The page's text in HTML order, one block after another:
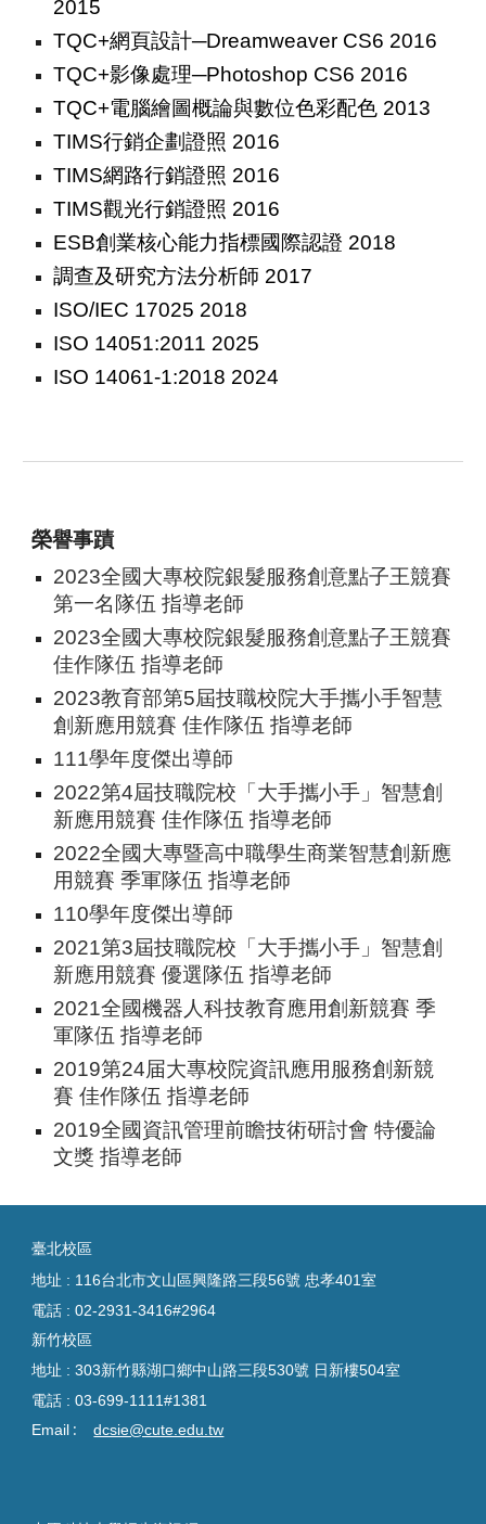
2015
TQC+網頁設計─Dreamweaver CS6 2016
TQC+影像處理─Photoshop CS6 2016
TQC+電腦繪圖概論與數位色彩配色 2013
TIMS行銷企劃證照 2016
TIMS網路行銷證照 2016
TIMS觀光行銷證照 2016
ESB創業核心能力指標國際認證 2018
調查及研究方法分析師 2017
ISO/IEC 17025 2018
ISO 14051:2011 2025
ISO 14061-1:2018 2024
榮譽事蹟
2023全國大專校院銀髮服務創意點子王競賽
第一名 隊伍 指導老師
2023全國大專校院銀髮服務創意點子王競賽
佳作隊伍 指導老師
2023教育部第5屆技職校院大手攜小手智慧
創新應用競賽佳作隊伍 指導老師
111學年度傑出導師
2022第4屆技職院校「大手攜小手」智慧創
新應用競賽 佳作隊伍 指導老師
2022全國大專暨高中職學生商業智慧創新應
用競賽 季軍隊伍 指導老師
110學年度傑出導師
2021第3屆技職院校「大手攜小手」智慧創
新應用競賽優選隊伍 指導老師
2021全國機器人科技教育應用創新競賽季
軍隊伍 指導老師
2019第24届大專校院資訊應用服務創新競
賽 佳作隊伍 指導老師
2019全國資訊管理前瞻技術研討會 特優論
文獎指導老師
臺北校區
地址 : 116台北市文山區興隆路三段56號 忠孝401室
電話 :02-2931-3416#2964
新竹校區
地址 : 303新竹縣湖口鄉中山路三段530號 日新樓504室
電話 :03-699-1111#1381
Email :dcsie@cute.edu.tw